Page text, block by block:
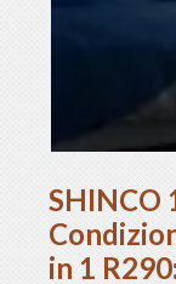
SHINCO
in 1